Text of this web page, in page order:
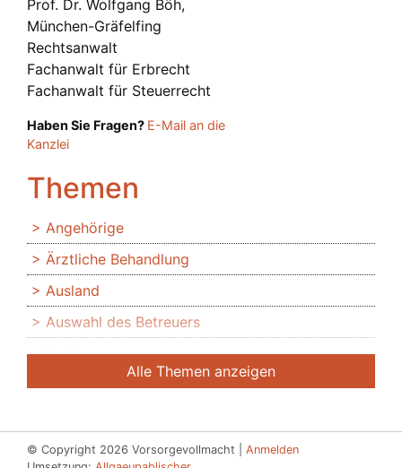
Prof. Dr. Wolfgang Böh,
München-Gräfelfing
Rechtsanwalt
Fachanwalt für Erbrecht
Fachanwalt für Steuerrecht
Haben Sie Fragen? E-Mail an die
Kanzlei
Themen
Angehörige
Ärztliche Behandlung
Ausland
Auswahl des Betreuers
Banken
Bedingte Vollmacht
Beglaubigung
Alle Themen anzeigen
© Copyright 2026 Vorsorgevollmacht | Anmelden